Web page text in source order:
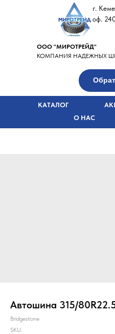
г.
оф.
КАТАЛОГ
О НАС
ООО "МИРОТРЕЙД"
КОМПАНИЯ НАДЕЖНЫХ
Автошина 315/
Bridgestone
SKU: